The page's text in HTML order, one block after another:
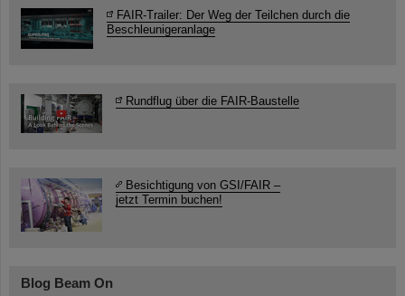
FAIR-Trailer: Der Weg der Teilchen durch die
Beschleunigeranlage
Rundflug über die FAIR-Baustelle
Besichtigung von GSI/FAIR –
jetzt Termin buchen!
Blog Beam On